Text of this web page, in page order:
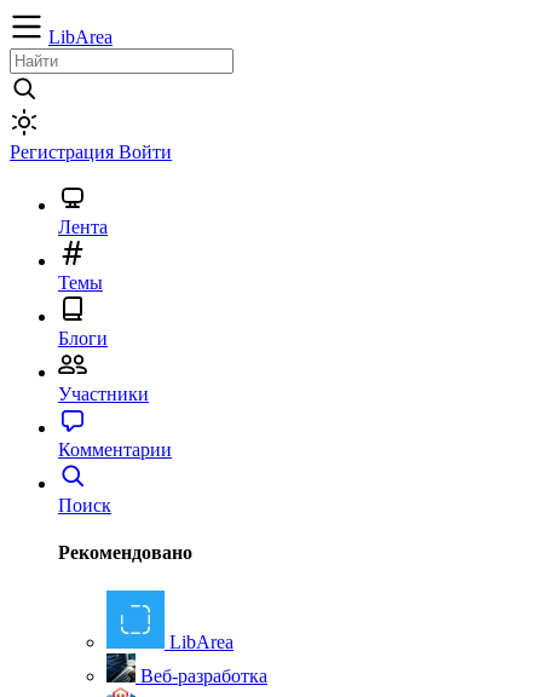
LibArea
Регистрация Войти
Лента
Темы
Блоги
Участники
Комментарии
Поиск
Рекомендовано
LibArea
Веб-разработка